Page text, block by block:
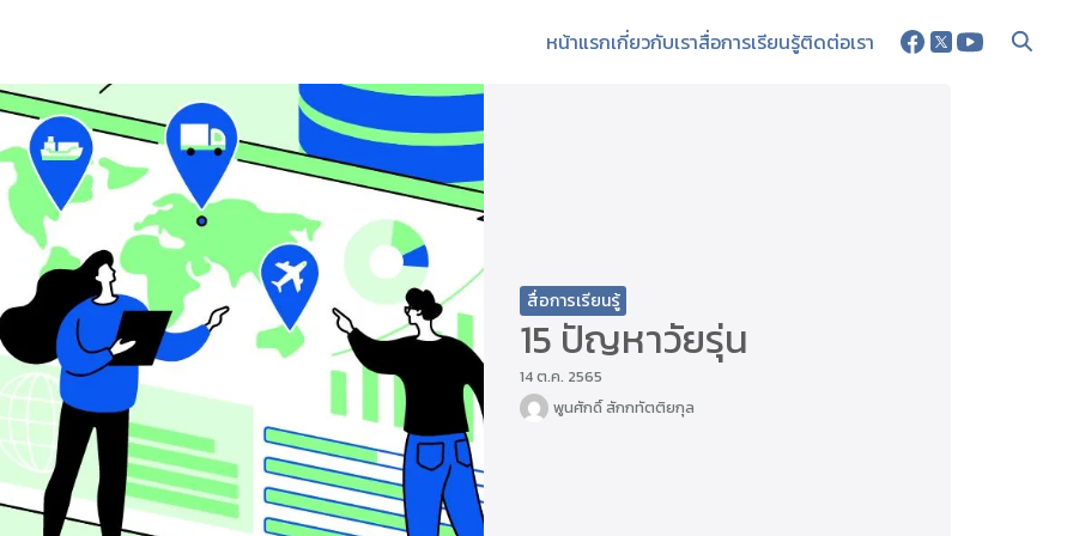
หน้าแรกเกี่ยวกับเราสื่อการเรียนรู้ติดต่อเรา
สื่อการเรียนรู้
15 ปัญหาวัยรุ่น
14 ต.ค. 2565
พูนศักดิ์ สักกทัตติยกุล